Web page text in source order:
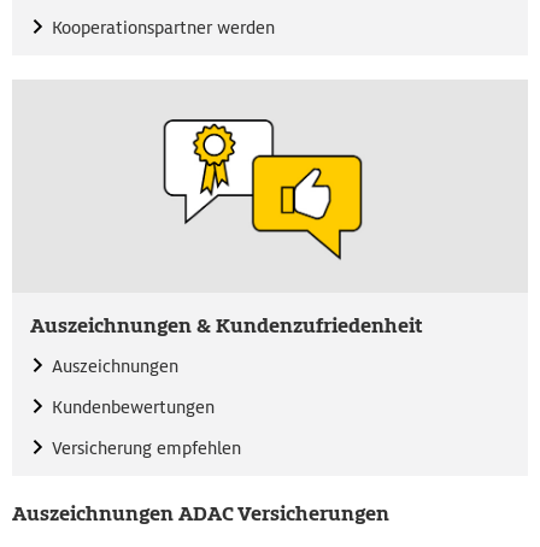
Kooperationspartner werden
Auszeichnungen & Kundenzufriedenheit
Auszeichnungen
Kundenbewertungen
Versicherung empfehlen
Auszeichnungen ADAC Versicherungen